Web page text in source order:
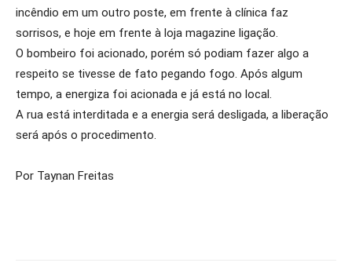
incêndio em um outro poste, em frente à clínica faz
sorrisos, e hoje em frente à loja magazine ligação.
O bombeiro foi acionado, porém só podiam fazer algo a
respeito se tivesse de fato pegando fogo. Após algum
tempo, a energiza foi acionada e já está no local.
A rua está interditada e a energia será desligada, a liberação
será após o procedimento.
Por Taynan Freitas